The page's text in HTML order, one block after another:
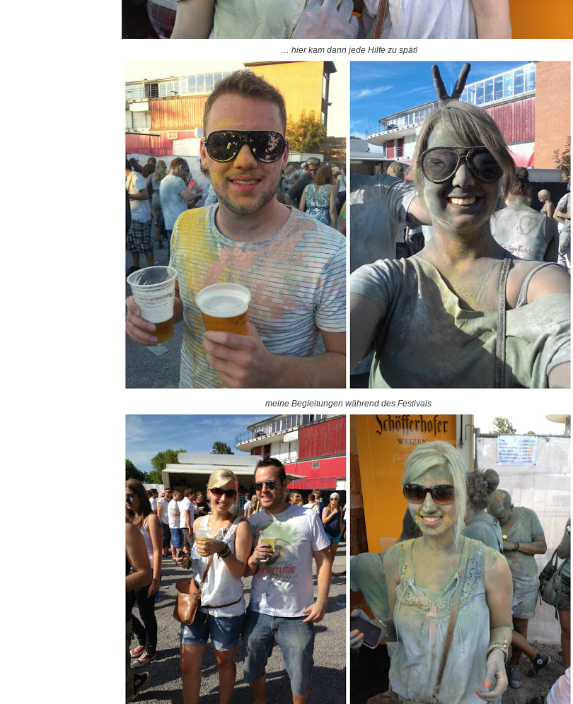
… hier kam dann jede Hilfe zu spät!
meine Begleitungen während des Festivals